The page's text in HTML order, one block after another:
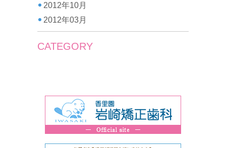
2012年10月
2012年03月
CATEGORY